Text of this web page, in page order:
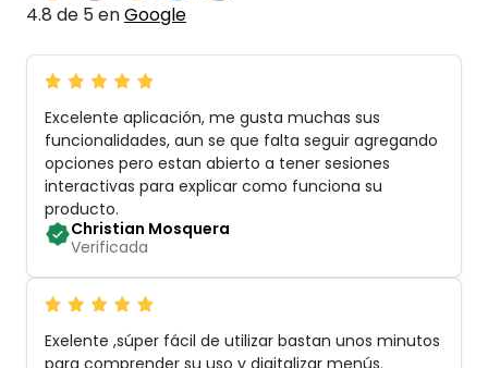
4.8 de 5 enGoogle
Excelente aplicación, me gusta muchas sus
funcionalidades, aun se que falta seguir agregando
opciones pero estan abierto a tener sesiones
interactivas para explicar como funciona su
producto.
Christian Mosquera
Verificada
Exelente ,súper fácil de utilizar bastan unos minutos
para comprender su uso y digitalizar menús.